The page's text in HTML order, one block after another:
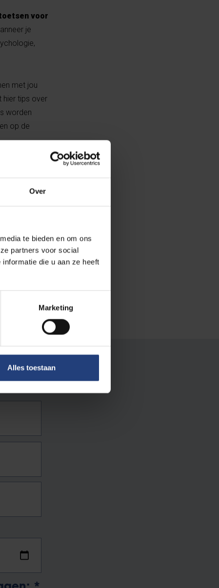
Over
te bieden en om ons
partners voor social
die u aan ze heeft
Marketing
Alles toestaan
voor
je
met jou
hier tips over
worden
op de
aan de
Leg dan